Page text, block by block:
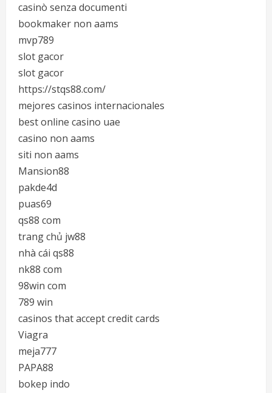
casinò senza documenti
bookmaker non aams
mvp789
slot gacor
slot gacor
https://stqs88.com/
mejores casinos internacionales
best online casino uae
casino non aams
siti non aams
Mansion88
pakde4d
puas69
qs88 com
trang chủ jw88
nhà cái qs88
nk88 com
98win com
789 win
casinos that accept credit cards
Viagra
meja777
PAPA88
bokep indo